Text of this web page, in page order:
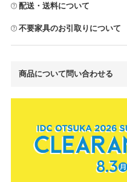
配送・送料について
不要家具のお引取りについて
商品について問い合わせる